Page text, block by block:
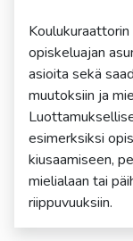
opiskeluajan
asioita sekä
muutoksiin ja
esimerksiksi
kiusaamiseen,
mielialaan tai
riippuvuuksiin.